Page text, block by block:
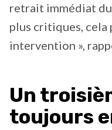
retrait immédiat du
plus critiques,
intervention »,
Un
toujours